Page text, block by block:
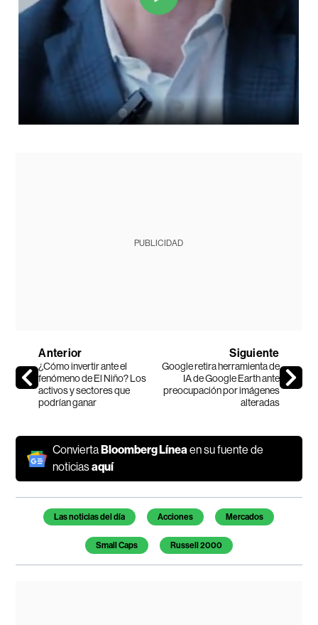
PUBLICIDAD
Anterior
¿Cómo invertir ante el
fenómeno de El Niño? Los
activos y sectores que
podrían ganar
Siguiente
Google retira herramienta de
IA de Google Earth ante
preocupación por imágenes
alteradas
ConviertaBloomberg Líneaen su fuente de
noticiasaquí
Temas de este artículo
Las noticias del día Acciones Mercados
Small Caps Russell 2000